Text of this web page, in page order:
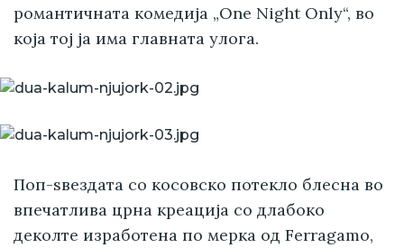
романтичната комедија „One Night Only“, во
која тој ја има главната улога.
Поп-ѕвездата со косовско потекло блесна во
впечатлива црна креација со длабоко
деколте изработена по мерка од Ferragamo,